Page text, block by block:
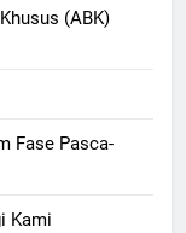
(ABK)
Fase Pasca-
Kami